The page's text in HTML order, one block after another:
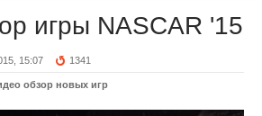
игры NASCAR '15
15:07 1341
обзор новых игр